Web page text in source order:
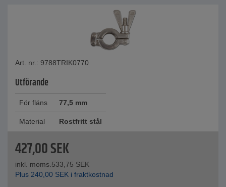
Art. nr.: 9788TRIK0770
Utförande
För fläns 77,5 mm
Material Rostfritt stål
427,00SEK
inkl. moms.533,75 SEK
Plus 240,00 SEK i fraktkostnad